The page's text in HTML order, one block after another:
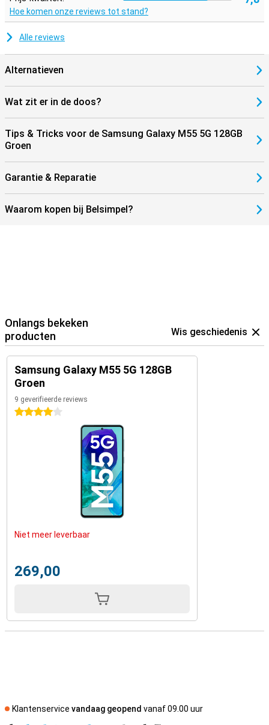
Hoe komen onze reviews tot stand?
Alle reviews
Alternatieven
Wat zit er in de doos?
Tips & Tricks voor de Samsung Galaxy M55 5G 128GB
Groen
Garantie & Reparatie
Waarom kopen bij Belsimpel?
Onlangs bekeken
producten
Wis geschiedenis
Samsung Galaxy M55 5G 128GB
Groen
9 geverifieerde reviews
4 sterren
Niet meer leverbaar
269,00
Klantenservice vandaag geopend vanaf 09.00 uur